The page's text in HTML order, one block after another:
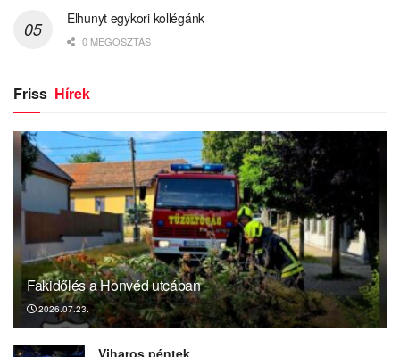
Elhunyt egykori kollégánk
0 MEGOSZTÁS
Friss Hírek
Fakidőlés a Honvéd utcában
2026.07.23.